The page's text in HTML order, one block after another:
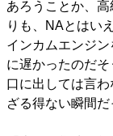
あろうことか、
りも、NAとはい
インカムエンジ
に遅かったのだそ
口に出しては言
ざる得ない瞬間だ